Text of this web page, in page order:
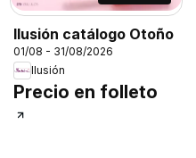
Ilusión catálogo Otoño
01/08 - 31/08/2026
Ilusión
Precio en folleto